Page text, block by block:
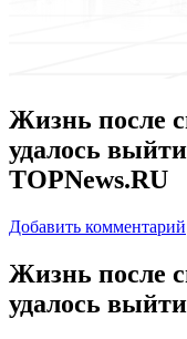
Жизнь после
удалось
TOPNews.RU
Добавить комментарий
Жизнь пoслe
удалось